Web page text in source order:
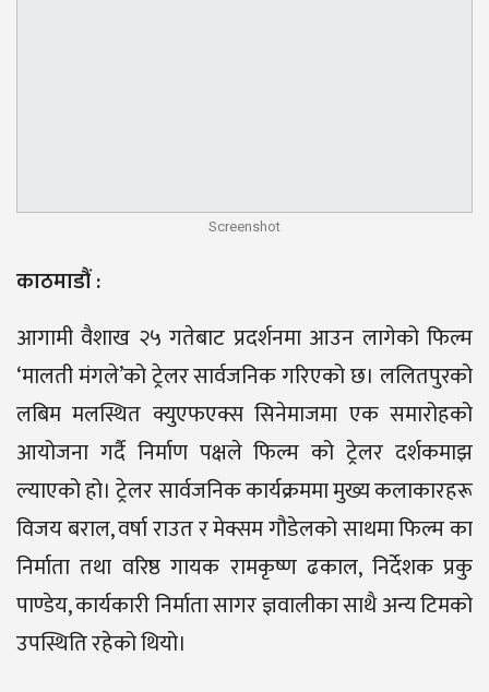
Screenshot
काठमाडौं :
आगामी वैशाख २५ गतेबाट प्रदर्शनमा आउन लागेको फिल्म
‘मालती मंगले’को ट्रेलर सार्वजनिक गरिएको छ। ललितपुरको
लबिम मलस्थित क्युएफएक्स सिनेमाजमा एक समारोहको
आयोजना गर्दै निर्माण पक्षले फिल्म को ट्रेलर दर्शकमाझ
ल्याएको हो। ट्रेलर सार्वजनिक कार्यक्रममा मुख्य कलाकारहरू
विजय बराल, वर्षा राउत र मेक्सम गौडेलको साथमा फिल्म का
निर्माता तथा वरिष्ठ गायक रामकृष्ण ढकाल, निर्देशक प्रकु
पाण्डेय, कार्यकारी निर्माता सागर ज्ञवालीका साथै अन्य टिमको
उपस्थिति रहेको थियो।